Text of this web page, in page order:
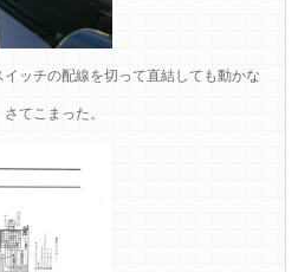
ッチの配線を切って直結しても動かな
てこまった。